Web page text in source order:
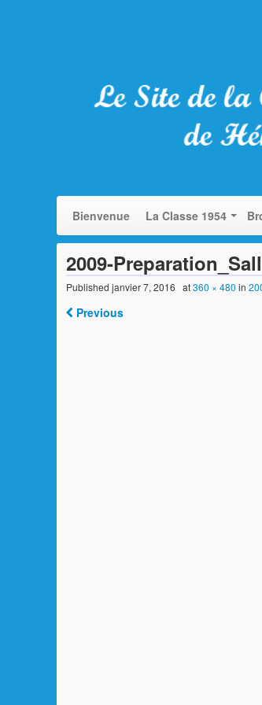
Bienvenue La Classe 1954
2009-
Published janvier 7, 2016 at360 × 480 in
Previous